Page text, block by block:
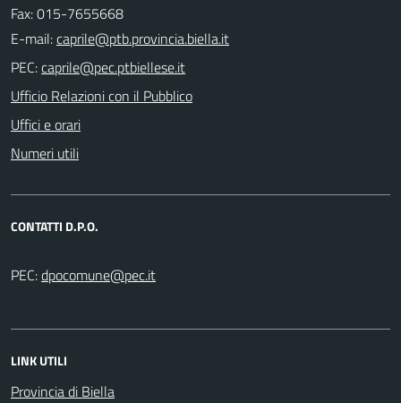
Fax: 015-7655668
E-mail:
PEC:
Ufficio Relazioni con il Pubblico
Uffici e orari
Numeri utili
CONTATTI D.P.O.
PEC:
LINK UTILI
Provincia di Biella